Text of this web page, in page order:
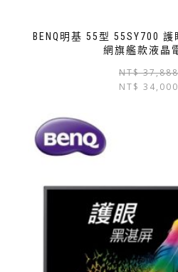
BENQ明基 55型 55SY700 護
網旗艦款液晶
NT$37,888
NT$ 34,000